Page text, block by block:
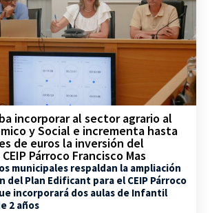
incorporar al sector agrario al
y Social e incrementa hasta
de euros la inversión del
Párroco Francisco Mas
municipales respaldan la ampliación
del Plan Edificant para el CEIP Párroco
incorporará dos aulas de Infantil
2 años